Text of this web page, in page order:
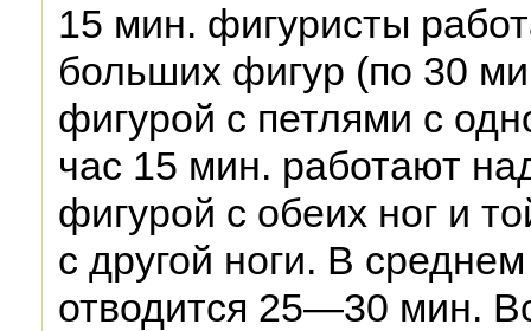
15 мин. фигуристы
больших фигур (по 30
фигурой с петлями с
час 15 мин. работают
фигурой с обеих ног и
с другой ноги. В
отводится 25—30 мин.